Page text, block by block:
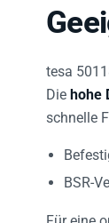
tesa
Die hohe
schnelle
BSR-
Für eine